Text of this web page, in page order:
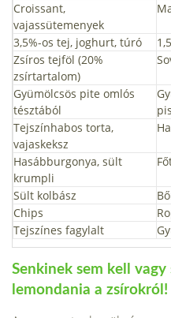
Croissant,
vajassütemenyek
3,5%-os tej, joghurt, túró
Zsíros tejföl (20%
zsírtartalom)
Gyümölcsös pite omlós
tésztából
Tejszínhabos torta,
vajaskeksz
Hasábburgonya, sült
krumpli
Sült kolbász
Chips
Tejszínes fagylalt
Senkinek sem kell vagy
lemondania a zsírokról!